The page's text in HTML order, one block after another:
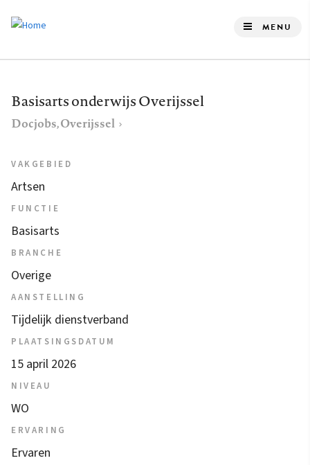
de
gaan
MENU
Basisarts onderwijs Overijssel
Docjobs, Overijssel
VAKGEBIED
Artsen
FUNCTIE
Basisarts
BRANCHE
Overige
AANSTELLING
Tijdelijk dienstverband
PLAATSINGSDATUM
15 april 2026
NIVEAU
WO
ERVARING
Ervaren